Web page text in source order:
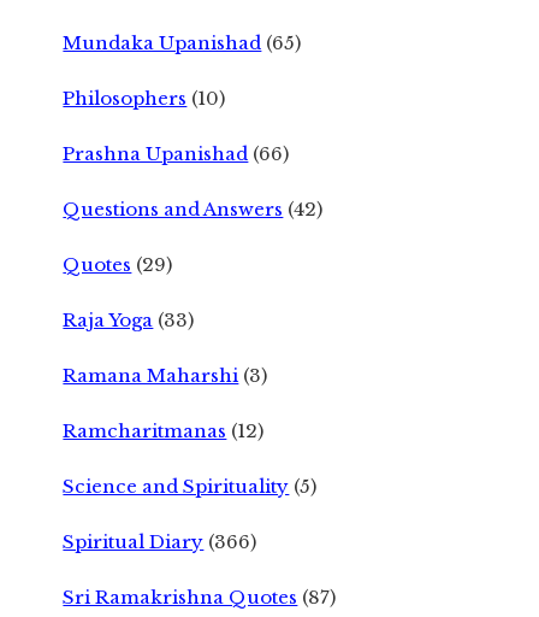
Mundaka Upanishad (65)
Philosophers (10)
Prashna Upanishad (66)
Questions and Answers (42)
Quotes (29)
Raja Yoga (33)
Ramana Maharshi (3)
Ramcharitmanas (12)
Science and Spirituality (5)
Spiritual Diary (366)
Sri Ramakrishna Quotes (87)